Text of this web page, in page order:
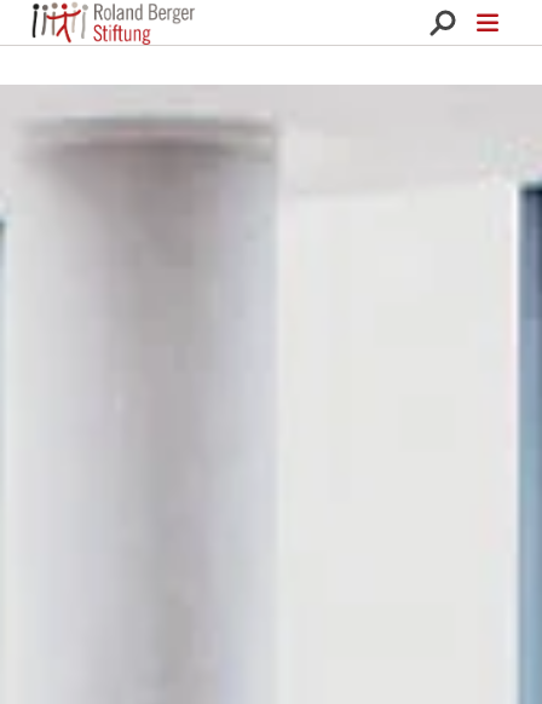
Roland Berger Stiftung